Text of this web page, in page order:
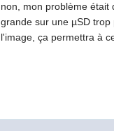
non, mon problème était
grande sur une µSD
l'image, ça permettra à